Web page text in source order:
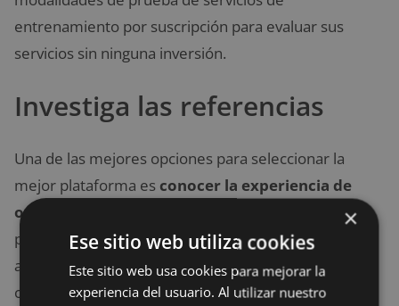
entrenamiento por suscripción para evaluar sus
servicios sin ninguna inversión.
Investiga las referencias
Una de las mejores opciones para seleccionar la
mejor plataforma es conocer la experiencia de
otros usuarios o entrenadores
. En consecuencia,
podrás tener una mejor percepción de la página o
aplicación y conocerás qué te ofrecen realmente y
cómo pueden ayudarte a cumplir tus objetivos.
×
Ese sitio web utiliza cookies
Este sitio web usa cookies para mejorar la
experiencia del usuario. Al utilizar nuestro